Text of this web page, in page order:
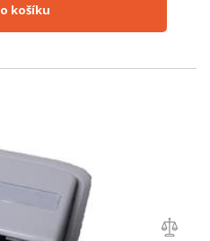
Do košíku